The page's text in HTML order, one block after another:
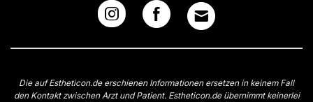
Die auf Estheticon.de erschienen Informationen ersetzen in keinem Fall
den Kontakt zwischen Arzt und Patient. Estheticon.de übernimmt keinerlei